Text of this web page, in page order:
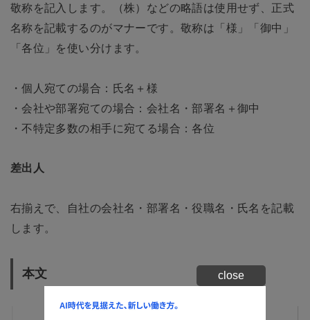
敬称を記入します。（株）などの略語は使用せず、正式
名称を記載するのがマナーです。敬称は「様」「御中」
「各位」を使い分けます。
・個人宛ての場合：氏名＋様
・会社や部署宛ての場合：会社名・部署名＋御中
・不特定多数の相手に宛てる場合：各位
差出人
右揃えで、自社の会社名・部署名・役職名・氏名を記載
します。
本文 close